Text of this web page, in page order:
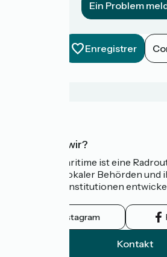
Ein Problem
Enregistrer
Wer sind wir?
Die Vélomaritime ist eine
Netzwerk lokaler Behörden und
Tourismusinstitutionen
Instagram
Kontakt